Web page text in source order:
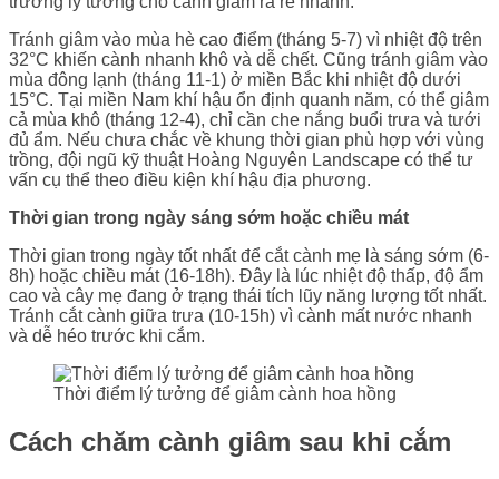
Tránh giâm vào mùa hè cao điểm (tháng 5-7) vì nhiệt độ trên
32°C khiến cành nhanh khô và dễ chết. Cũng tránh giâm vào
mùa đông lạnh (tháng 11-1) ở miền Bắc khi nhiệt độ dưới
15°C. Tại miền Nam khí hậu ổn định quanh năm, có thể giâm
cả mùa khô (tháng 12-4), chỉ cần che nắng buổi trưa và tưới
đủ ẩm. Nếu chưa chắc về khung thời gian phù hợp với vùng
trồng, đội ngũ kỹ thuật Hoàng Nguyên Landscape có thể tư
vấn cụ thể theo điều kiện khí hậu địa phương.
Thời gian trong ngày sáng sớm hoặc chiều mát
Thời gian trong ngày tốt nhất để cắt cành mẹ là sáng sớm (6-
8h) hoặc chiều mát (16-18h). Đây là lúc nhiệt độ thấp, độ ẩm
cao và cây mẹ đang ở trạng thái tích lũy năng lượng tốt nhất.
Tránh cắt cành giữa trưa (10-15h) vì cành mất nước nhanh
và dễ héo trước khi cắm.
Thời điểm lý tưởng để giâm cành hoa hồng
Cách chăm cành giâm sau khi cắm